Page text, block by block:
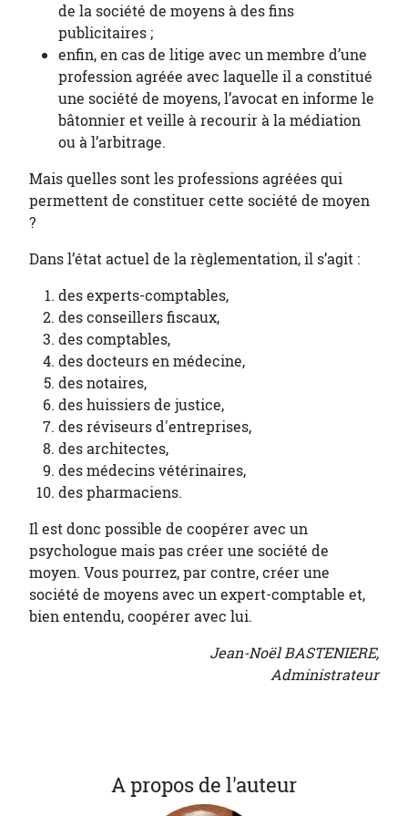
de la société de moyens à des fins
publicitaires ;
enfin, en cas de litige avec un membre d’une
profession agréée avec laquelle il a constitué
une société de moyens, l’avocat en informe le
bâtonnier et veille à recourir à la médiation
ou à l’arbitrage.
Mais quelles sont les professions agréées qui
permettent de constituer cette société de moyen
?
Dans l’état actuel de la règlementation, il s’agit :
des experts-comptables,
des conseillers fiscaux,
des comptables,
des docteurs en médecine,
des notaires,
des huissiers de justice,
des réviseurs d'entreprises,
des architectes,
des médecins vétérinaires,
des pharmaciens.
Il est donc possible de coopérer avec un
psychologue mais pas créer une société de
moyen. Vous pourrez, par contre, créer une
société de moyens avec un expert-comptable et,
bien entendu, coopérer avec lui.
Jean-Noël BASTENIERE,
Administrateur
A propos de l'auteur